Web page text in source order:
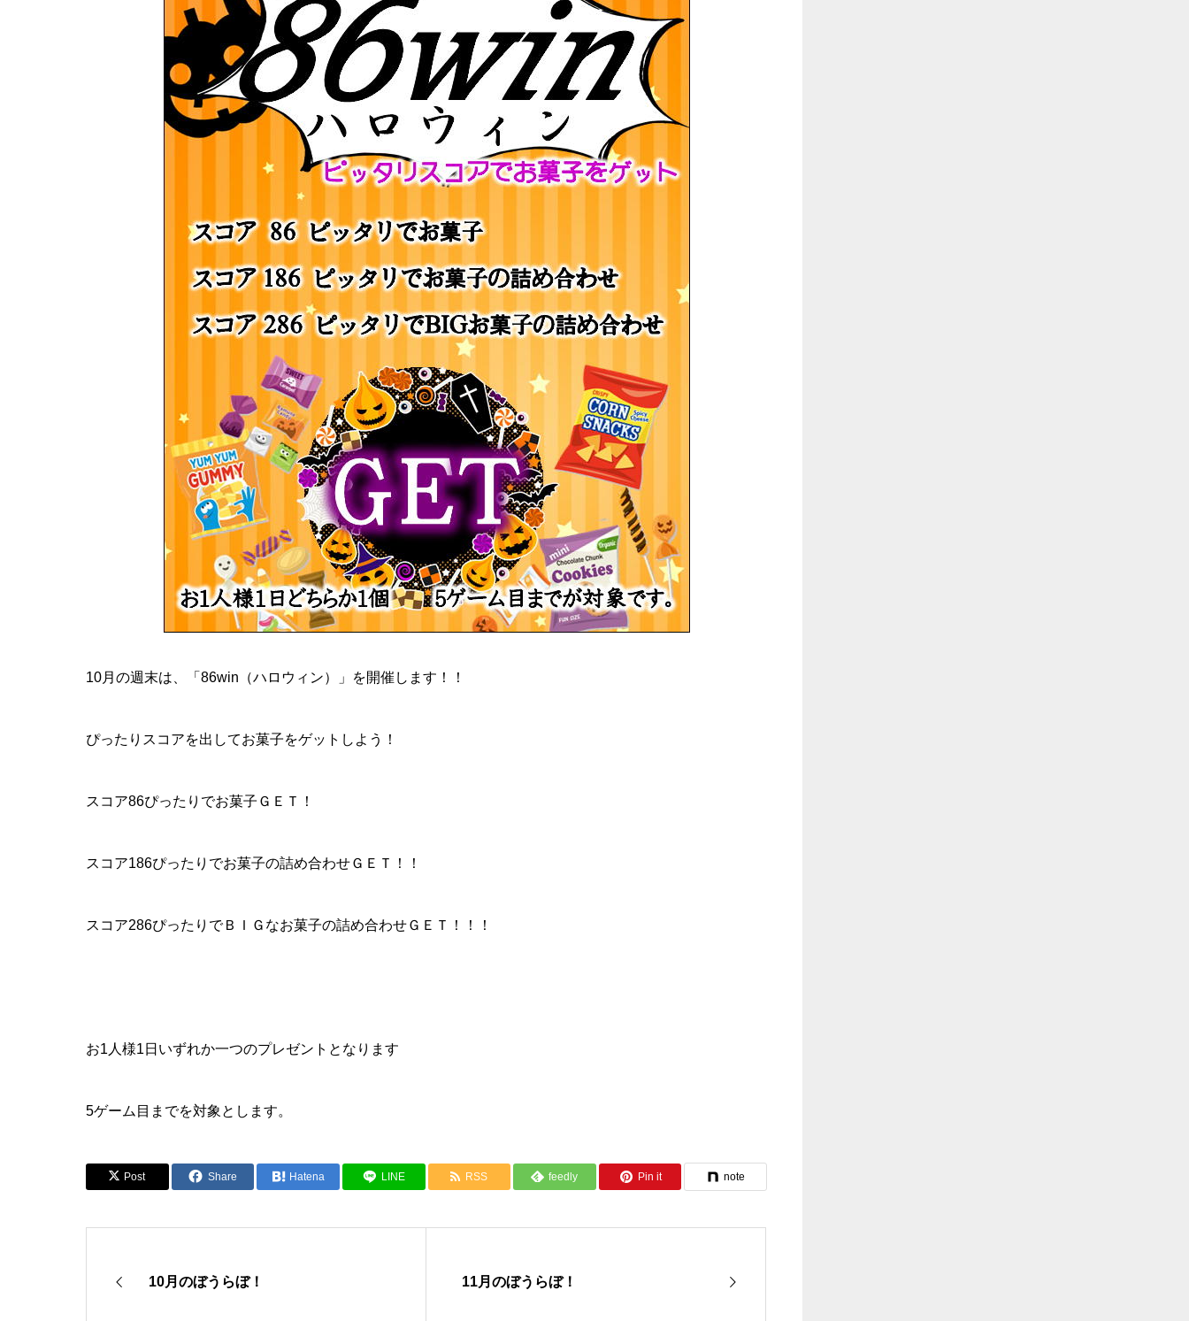
10月の週末は、「86win（ハロウィン）」を開催します！！
ぴったりスコアを出してお菓子をゲットしよう！
スコア86ぴったりでお菓子ＧＥＴ！
スコア186ぴったりでお菓子の詰め合わせＧＥＴ！！
スコア286ぴったりでＢＩＧなお菓子の詰め合わせＧＥＴ！！！
お1人様1日いずれか一つのプレゼントとなります
5ゲーム目までを対象とします。
Post Share Hatena LINE RSS feedly Pin it note
10月のぼうらぼ！ 11月のぼうらぼ！